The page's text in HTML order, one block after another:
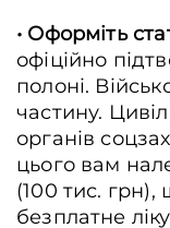
• Оформіть
офіційно
полоні.
частину.
органів
цього вам
(100 тис. грн),
безплатне